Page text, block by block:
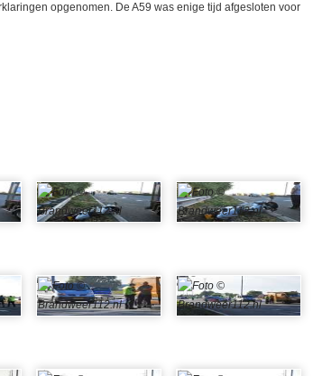
opgenomen. De A59 was enige tijd afgesloten voor